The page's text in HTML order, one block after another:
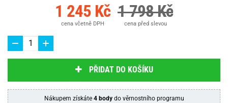
1 245 Kč
cena včetně DPH
1 798 Kč
cena před slevou
PŘIDAT DO KOŠÍKU
Nákupem získáte 4 bodydo věrnostního programu